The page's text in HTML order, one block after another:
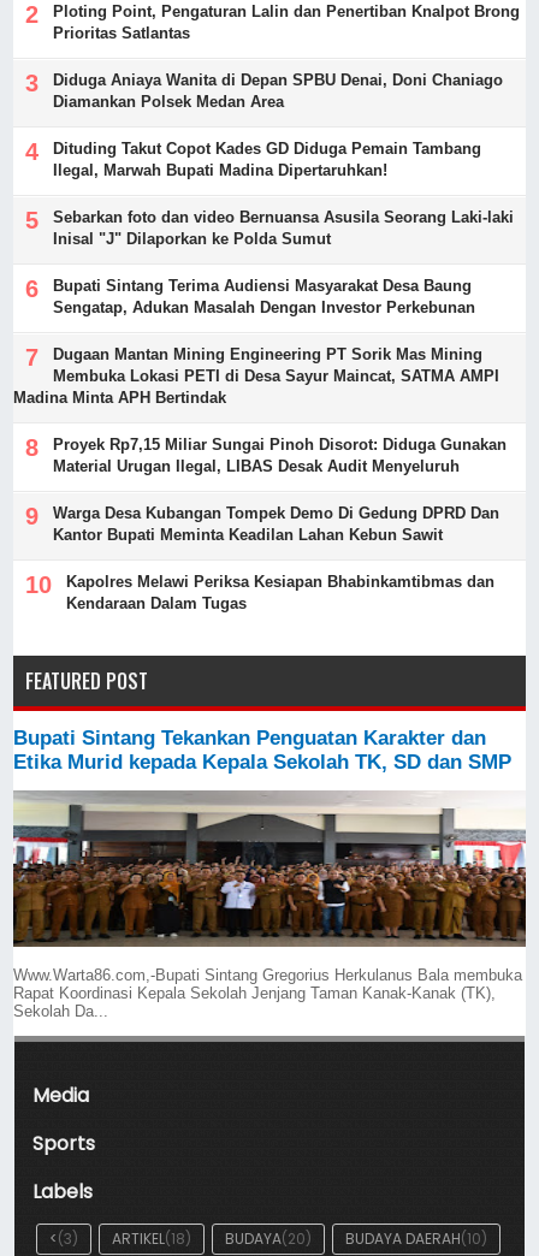
Ploting Point, Pengaturan Lalin dan Penertiban Knalpot Brong
Prioritas Satlantas
Diduga Aniaya Wanita di Depan SPBU Denai, Doni Chaniago
Diamankan Polsek Medan Area
Dituding Takut Copot Kades GD Diduga Pemain Tambang
Ilegal, Marwah Bupati Madina Dipertaruhkan!
Sebarkan foto dan video Bernuansa Asusila Seorang Laki-laki
Inisal "J" Dilaporkan ke Polda Sumut
Bupati Sintang Terima Audiensi Masyarakat Desa Baung
Sengatap, Adukan Masalah Dengan Investor Perkebunan
Dugaan Mantan Mining Engineering PT Sorik Mas Mining
Membuka Lokasi PETI di Desa Sayur Maincat, SATMA AMPI
Madina Minta APH Bertindak
Proyek Rp7,15 Miliar Sungai Pinoh Disorot: Diduga Gunakan
Material Urugan Ilegal, LIBAS Desak Audit Menyeluruh
Warga Desa Kubangan Tompek Demo Di Gedung DPRD Dan
Kantor Bupati Meminta Keadilan Lahan Kebun Sawit
Kapolres Melawi Periksa Kesiapan Bhabinkamtibmas dan
Kendaraan Dalam Tugas
FEATURED POST
Bupati Sintang Tekankan Penguatan Karakter dan
Etika Murid kepada Kepala Sekolah TK, SD dan SMP
Www.Warta86.com,-Bupati Sintang Gregorius Herkulanus Bala membuka
Rapat Koordinasi Kepala Sekolah Jenjang Taman Kanak-Kanak (TK),
Sekolah Da...
Media
Sports
Labels
<(3) ARTIKEL(18) BUDAYA(20) BUDAYA DAERAH(10)